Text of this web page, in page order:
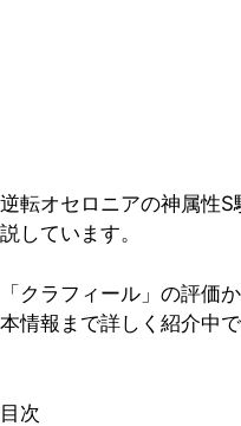
逆転オセロニアの神属性
説しています。
「クラフィール」の評価
本情報まで詳しく紹介中で
目次